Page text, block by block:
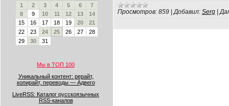
1
2 3 4 5 6
7
8
9 10 11 12 13
14
15
16 17 18 19 20
21
22
23 24 25 26 27
28
29
30 31
Мы в ТОП 100
Уникальный контент: рерайт,
копирайт, переводы — Адвего
LiveRSS: Каталог русскоязычных
RSS-каналов
Просмотров: 859 |Добавил: Serg |